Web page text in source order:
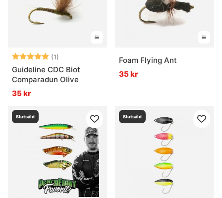
Betyg: (1)
5.0 utav 5 stjärnor
Guideline CDC Biot
Comparadun Olive
35 kr
Foam Flying Ant
35 kr
Slutsåld Slutsåld